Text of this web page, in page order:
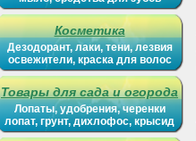
Косметика
Дезодорант, лаки, тени, лезвия
освежители, краска для волос
Товары для сада и огорода
Лопаты, удобрения, черенки
лопат, грунт, дихлофос, крысид